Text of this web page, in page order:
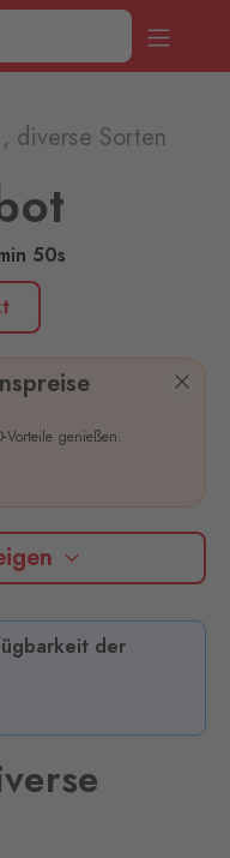
diverse Sorten
50s
Vorteile genießen.
der